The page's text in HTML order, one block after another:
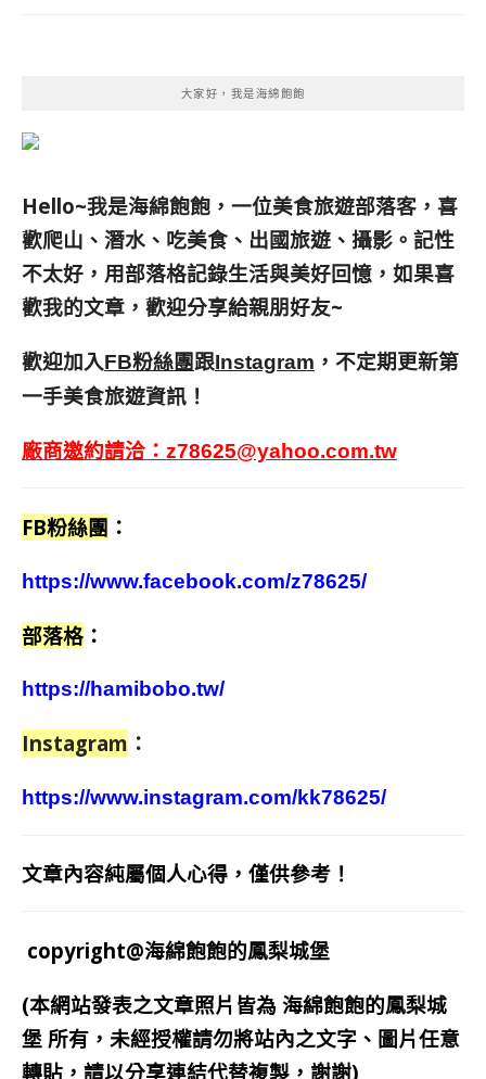
大家好，我是海綿飽飽
Hello~我是海綿飽飽，一位美食旅遊部落客， 喜
歡爬山、潛水、吃美食、出國旅遊、攝影。 記性
不太好，用部落格記錄生活與美好回憶， 如果喜
歡我的文章，歡迎分享給親朋好友~
歡迎加入FB粉絲團跟Instagram ，不定期更新第
一手美食旅遊資訊！
廠商邀約請洽： z78625@yahoo.com.tw
FB粉絲團 ：
https://www.facebook.com/z78625/
部落格 ：
https://hamibobo.tw/
Instagram ：
https://www.instagram.com/kk78625/
文章內容純屬個人心得，僅供參考！
copyright@海綿飽飽的鳳梨城堡
(本網站發表之文章照片皆為 海綿飽飽的鳳梨城
堡 所有，未經授權請勿將站內之文字、圖片任意
轉貼，請以分享連結代替複製，謝謝)